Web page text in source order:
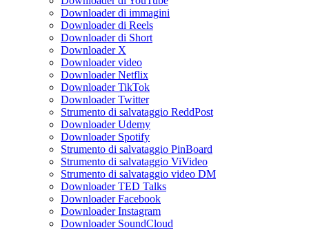
Downloader di immagini
Downloader di Reels
Downloader di Short
Downloader X
Downloader video
Downloader Netflix
Downloader TikTok
Downloader Twitter
Strumento di salvataggio ReddPost
Downloader Udemy
Downloader Spotify
Strumento di salvataggio PinBoard
Strumento di salvataggio ViVideo
Strumento di salvataggio video DM
Downloader TED Talks
Downloader Facebook
Downloader Instagram
Downloader SoundCloud